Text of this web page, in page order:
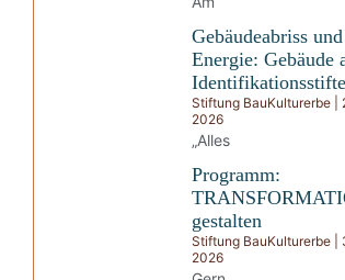
Gebäudeabriss
Energie: Gebäude
Stiftung BauKulturerbe
2026
„Alles
Programm:
gestalten
Stiftung BauKulturerbe
2026